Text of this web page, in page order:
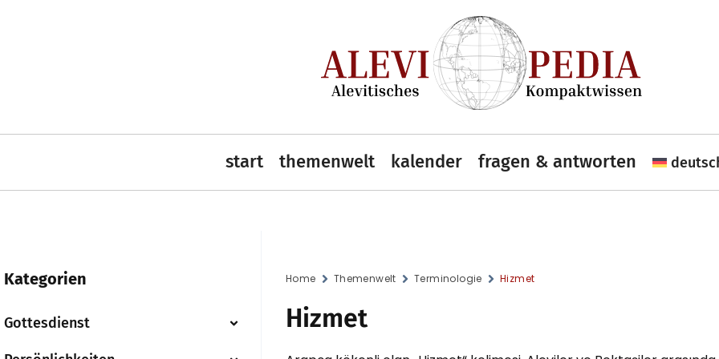
start themenwelt kalender fragen & antworten
Kategorien
Gottesdienst
Home Themenwelt Terminologie Hizmet
Hizmet